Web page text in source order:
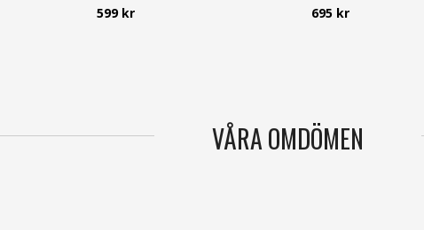
599 kr 695 kr
VÅRA OMDÖMEN